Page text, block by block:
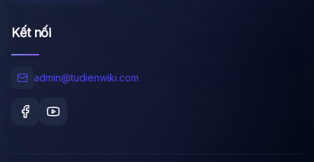
Kết nối
admin@tudienwiki.com